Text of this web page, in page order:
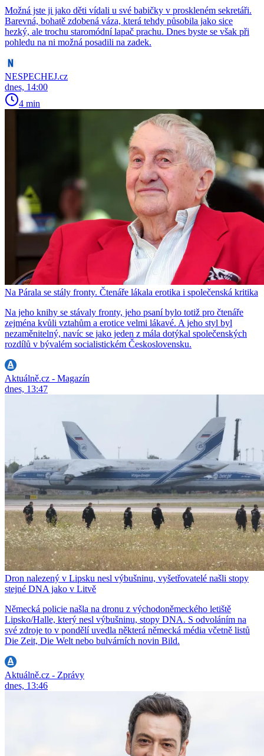
Možná jste ji jako děti vídali u své babičky v proskleném sekretáři.
Barevná, bohatě zdobená váza, která tehdy působila jako sice
hezký, ale trochu staromódní lapač prachu. Dnes byste se však při
pohledu na ni možná posadili na zadek.
NESPECHEJ.cz
dnes, 14:00
4 min
Na Párala se stály fronty. Čtenáře lákala erotika i společenská kritika
Na jeho knihy se stávaly fronty, jeho psaní bylo totiž pro čtenáře
zejména kvůli vztahům a erotice velmi lákavé. A jeho styl byl
nezaměnitelný, navíc se jako jeden z mála dotýkal společenských
rozdílů v bývalém socialistickém Československu.
Aktuálně.cz - Magazín
dnes, 13:47
Dron nalezený v Lipsku nesl výbušninu, vyšetřovatelé našli stopy
stejné DNA jako v Litvě
Německá policie našla na dronu z východoněmeckého letiště
Lipsko/Halle, který nesl výbušninu, stopy DNA. S odvoláním na
své zdroje to v pondělí uvedla některá německá média včetně listů
Die Zeit, Die Welt nebo bulvárních novin Bild.
Aktuálně.cz - Zprávy
dnes, 13:46